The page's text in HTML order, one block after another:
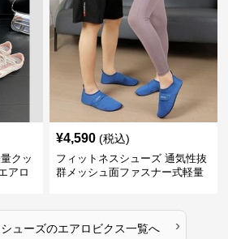
クッ
アロ
¥4,590 (税込)
フィットネスシューズ 通気性抜
群メッシュ面ファスナー式軽量
ューズのエアロビクス一覧へ ›